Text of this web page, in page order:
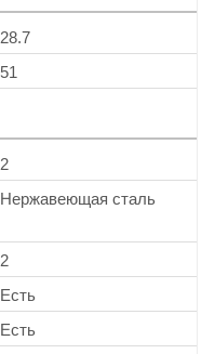
28.7
51
2
Нержавеющая сталь
2
Есть
Есть